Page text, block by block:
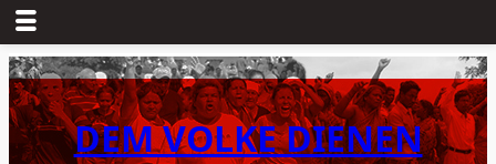
Zum
Inhalt
springenDEM VOLKE DIENEN